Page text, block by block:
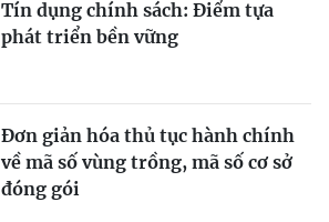
Tín dụng chính sách: Ðiểm tựa
phát triển bền vững
Đơn giản hóa thủ tục hành chính
về mã số vùng trồng, mã số cơ sở
đóng gói